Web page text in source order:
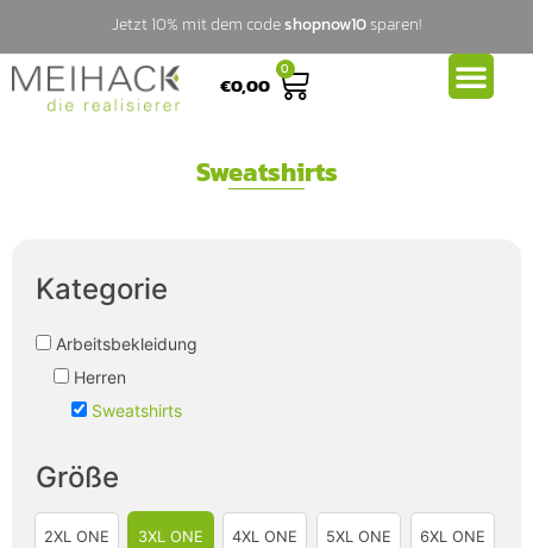
Jetzt 10% mit dem codeshopnow10sparen!
€0,00
0
Sweatshirts
Kategorie
Arbeitsbekleidung
Herren
Sweatshirts
Größe
2XL ONE 3XL ONE 4XL ONE 5XL ONE 6XL ONE